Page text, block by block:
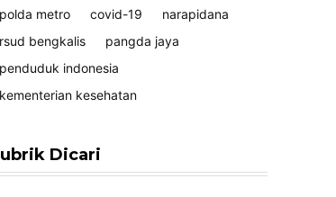
polda metro
covid-19
narapidana
rsud bengkalis
pangda jaya
penduduk indonesia
kementerian kesehatan
Dicari